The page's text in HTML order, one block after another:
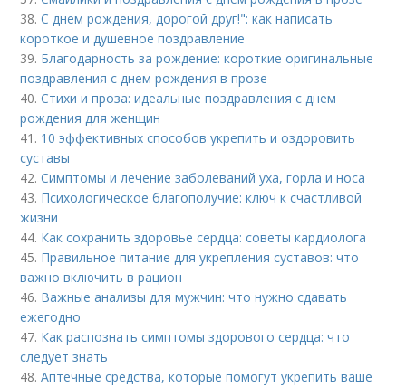
38.С днем рождения, дорогой друг!": как написать
короткое и душевное поздравление
39. Благодарность за рождение: короткие оригинальные
поздравления с днем рождения в прозе
40.Стихи и проза: идеальные поздравления с днем
рождения для женщин
41. 10 эффективных способов укрепить и оздоровить
суставы
42.Симптомы и лечение заболеваний уха, горла и носа
43. Психологическое благополучие: ключ к счастливой
жизни
44. Как сохранить здоровье сердца: советы кардиолога
45. Правильное питание для укрепления суставов: что
важно включить в рацион
46. Важные анализы для мужчин: что нужно сдавать
ежегодно
47. Как распознать симптомы здорового сердца: что
следует знать
48.Аптечные средства, которые помогут укрепить ваше